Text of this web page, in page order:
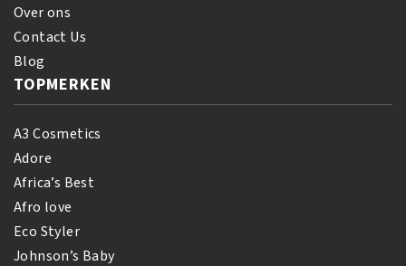
Over ons
Contact Us
Blog
TOPMERKEN
A3 Cosmetics
Adore
Africa’s Best
Afro love
Eco Styler
Johnson’s Baby